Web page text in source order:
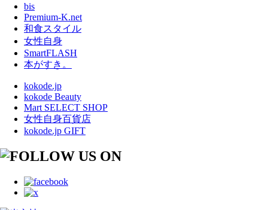
bis
Premium-K.net
和食スタイル
女性自身
SmartFLASH
本がすき。
kokode.jp
kokode Beauty
Mart SELECT SHOP
女性自身百貨店
kokode.jp GIFT